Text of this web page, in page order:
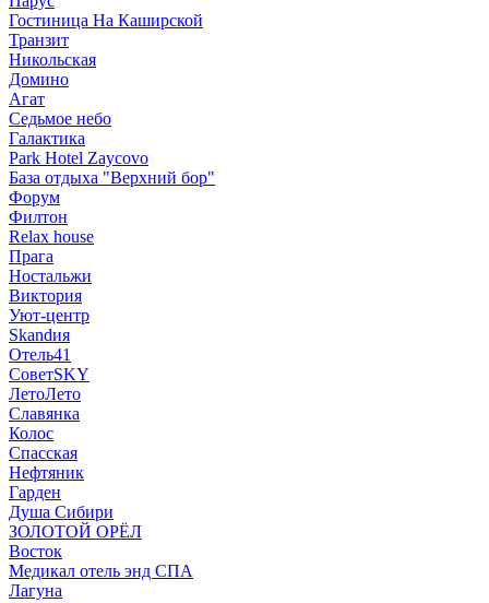
Гостиница На Каширской
Транзит
Никольская
Домино
Агат
Седьмое небо
Галактика
Park Hotel Zaycovo
База отдыха "Верхний бор"
Форум
Филтон
Relax house
Прага
Ностальжи
Виктория
Уют-центр
Skandия
Отель41
СоветSKY
ЛетоЛето
Славянка
Колос
Спасская
Нефтяник
Гарден
Душа Сибири
ЗОЛОТОЙ ОРЁЛ
Восток
Медикал отель энд СПА
Лагуна